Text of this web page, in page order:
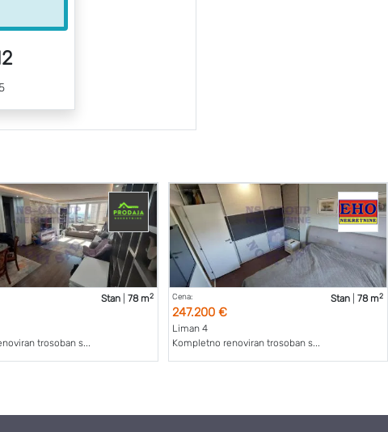
Stan |78 m2
trosoban s...
Cena:
247.200 €
Stan |78 m2
Liman 4
Kompletno renoviran trosoban s...